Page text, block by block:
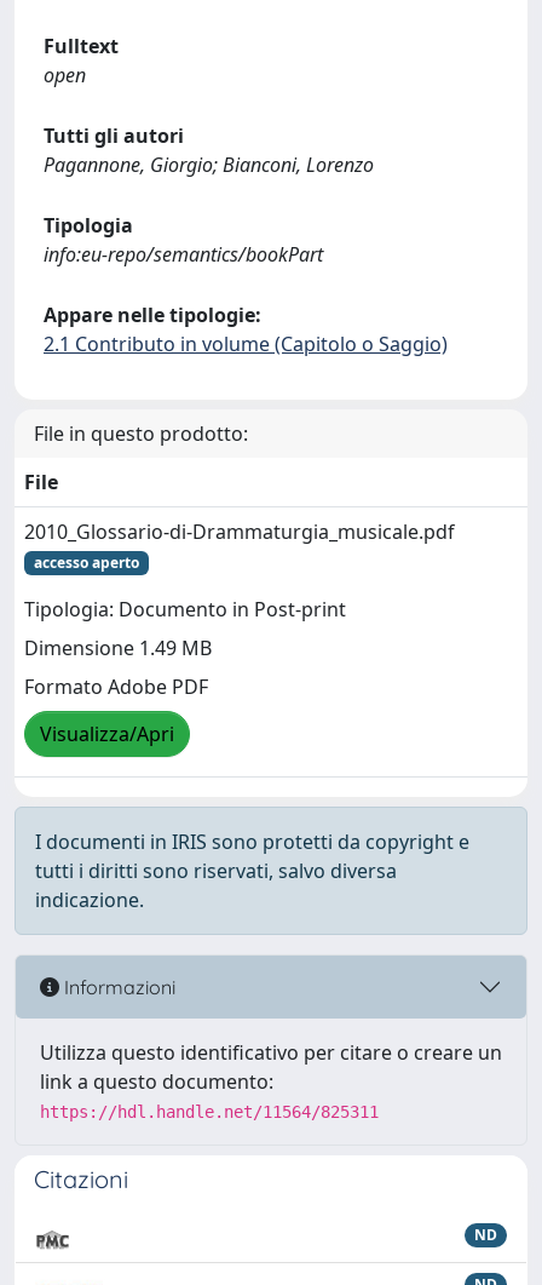
Fulltext
open
Tutti gli autori
Pagannone, Giorgio; Bianconi, Lorenzo
Tipologia
info:eu-repo/semantics/bookPart
Appare nelle tipologie:
2.1 Contributo in volume (Capitolo o Saggio)
File in questo prodotto:
File
2010_Glossario-di-Drammaturgia_musicale.pdf
accesso aperto
Tipologia: Documento in Post-print
Dimensione 1.49 MB
Formato Adobe PDF
Visualizza/Apri
I documenti in IRIS sono protetti da copyright e
tutti i diritti sono riservati, salvo diversa
indicazione.
Informazioni
Utilizza questo identificativo per citare o creare un
link a questo documento:
https://hdl.handle.net/11564/825311
Citazioni
ND